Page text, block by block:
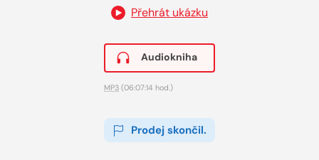
Přehrát ukázku
Audiokniha
MP3 (06:07:14 hod.)
Prodej skončil.